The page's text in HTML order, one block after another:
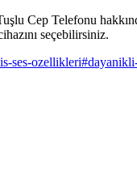
Cep Telefonu
seçebilirsiniz.
ses-ozellikleri#